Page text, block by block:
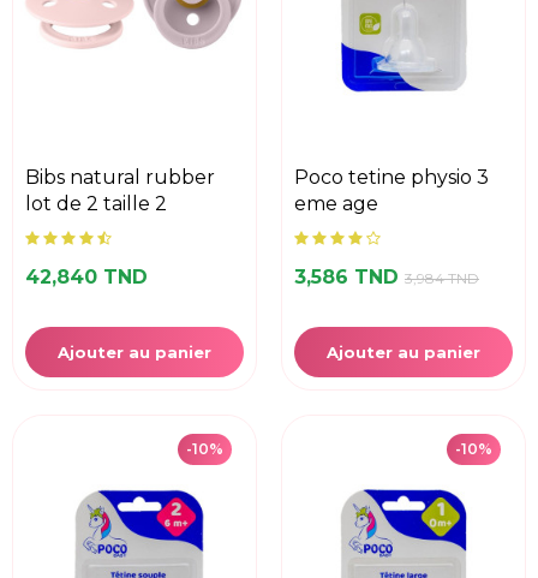
bibs natural rubber
lot de 2 taille 2
42,840 TND
Ajouter au panier
poco tetine physio 3
eme age
3,586 TND 3,984 TND
Ajouter au panier
-10% -10%